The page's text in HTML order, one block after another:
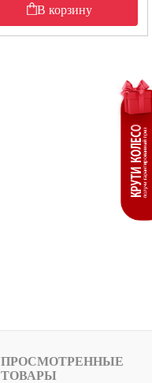
В корзину
ПРОСМОТРЕННЫЕ
ТОВАРЫ